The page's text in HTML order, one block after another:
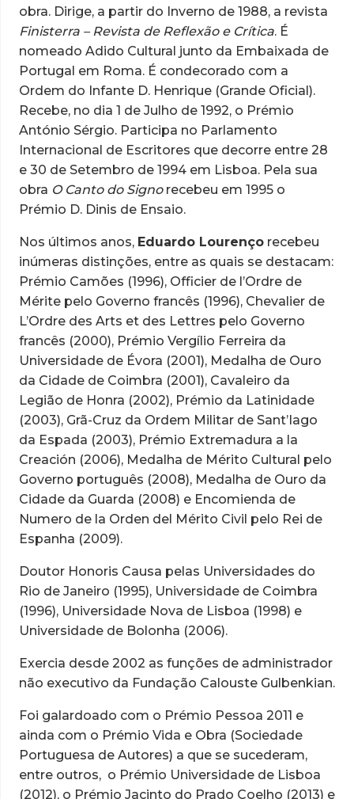
obra. Dirige, a partir do Inverno de 1988, a revista
Finisterra – Revista de Reflexão e Crítica. É
nomeado Adido Cultural junto da Embaixada de
Portugal em Roma. É condecorado com a
Ordem do Infante D. Henrique (Grande Oficial).
Recebe, no dia 1 de Julho de 1992, o Prémio
António Sérgio. Participa no Parlamento
Internacional de Escritores que decorre entre 28
e 30 de Setembro de 1994 em Lisboa. Pela sua
obra O Canto do Signorecebeu em 1995 o
Prémio D. Dinis de Ensaio.
Nos últimos anos, Eduardo Lourenço recebeu
inúmeras distinções, entre as quais se destacam:
Prémio Camões (1996), Officier de l’Ordre de
Mérite pelo Governo francês (1996), Chevalier de
L’Ordre des Arts et des Lettres pelo Governo
francês (2000), Prémio Vergílio Ferreira da
Universidade de Évora (2001), Medalha de Ouro
da Cidade de Coimbra (2001), Cavaleiro da
Legião de Honra (2002), Prémio da Latinidade
(2003), Grã-Cruz da Ordem Militar de Sant’Iago
da Espada (2003), Prémio Extremadura a la
Creación (2006), Medalha de Mérito Cultural pelo
Governo português (2008), Medalha de Ouro da
Cidade da Guarda (2008) e Encomienda de
Numero de la Orden del Mérito Civil pelo Rei de
Espanha (2009).
Doutor Honoris Causa pelas Universidades do
Rio de Janeiro (1995), Universidade de Coimbra
(1996), Universidade Nova de Lisboa (1998) e
Universidade de Bolonha (2006).
Exercia desde 2002 as funções de administrador
não executivo da Fundação Calouste Gulbenkian.
Foi galardoado com o Prémio Pessoa 2011 e
ainda com o Prémio Vida e Obra (Sociedade
Portuguesa de Autores) a que se sucederam,
entre outros, o Prémio Universidade de Lisboa
(2012), o Prémio Jacinto do Prado Coelho (2013) e